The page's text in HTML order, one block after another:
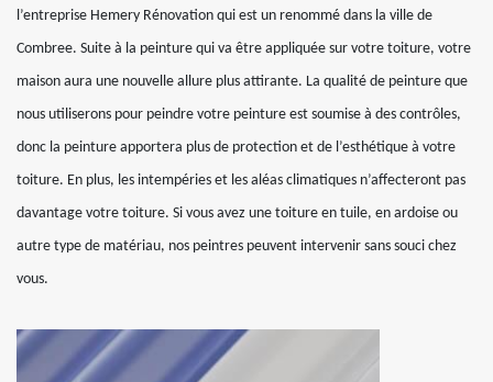
l’entreprise Hemery Rénovation qui est un renommé dans la ville de
Combree. Suite à la peinture qui va être appliquée sur votre toiture, votre
maison aura une nouvelle allure plus attirante. La qualité de peinture que
nous utiliserons pour peindre votre peinture est soumise à des contrôles,
donc la peinture apportera plus de protection et de l’esthétique à votre
toiture. En plus, les intempéries et les aléas climatiques n’affecteront pas
davantage votre toiture. Si vous avez une toiture en tuile, en ardoise ou
autre type de matériau, nos peintres peuvent intervenir sans souci chez
vous.